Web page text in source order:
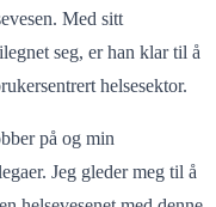
Med sitt
seg, er han klar til å
helsesektor.
på og min
Jeg gleder meg til å